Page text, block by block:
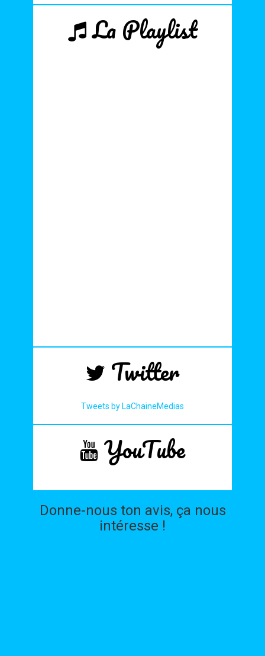
La Playlist
Twitter
Tweets by LaChaineMedias
YouTube
Donne-nous ton avis, ça nous
intéresse !